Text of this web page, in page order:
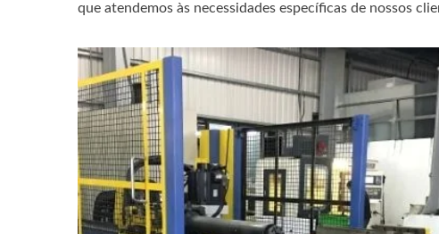
que atendemos às necessidades específicas de nossos